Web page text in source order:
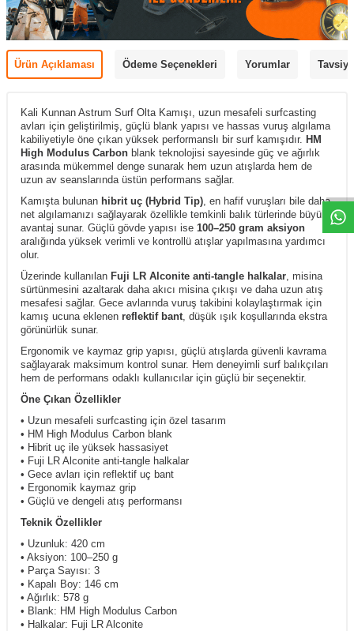
Ürün Açıklaması Ödeme Seçenekleri Yorumlar
Kali Kunnan Astrum Surf Olta Kamışı, uzun mesafeli surfcasting
avları için geliştirilmiş, güçlü blank yapısı ve hassas vuruş algılama
kabiliyetiyle öne çıkan yüksek performanslı bir surf kamışıdır. HM
High Modulus Carbon blank teknolojisi sayesinde güç ve ağırlık
arasında mükemmel denge sunarak hem uzun atışlarda hem de
uzun av seanslarında üstün performans sağlar.
Kamışta bulunan hibrit uç (Hybrid Tip) , en hafif vuruşları bile daha
net algılamanızı sağlayarak özellikle temkinli balık türlerinde büyük
avantaj sunar. Güçlü gövde yapısı ise 100–250 gram aksiyon
aralığında yüksek verimli ve kontrollü atışlar yapılmasına yardımcı
olur.
Üzerinde kullanılan Fuji LR Alconite anti-tangle halkalar , misina
sürtünmesini azaltarak daha akıcı misina çıkışı ve daha uzun atış
mesafesi sağlar. Gece avlarında vuruş takibini kolaylaştırmak için
kamış ucuna eklenen reflektif bant , düşük ışık koşullarında ekstra
görünürlük sunar.
Ergonomik ve kaymaz grip yapısı, güçlü atışlarda güvenli kavrama
sağlayarak maksimum kontrol sunar. Hem deneyimli surf balıkçıları
hem de performans odaklı kullanıcılar için güçlü bir seçenektir.
Öne Çıkan Özellikler
• Uzun mesafeli surfcasting için özel tasarım
• HM High Modulus Carbon blank
• Hibrit uç ile yüksek hassasiyet
• Fuji LR Alconite anti-tangle halkalar
• Gece avları için reflektif uç bant
• Ergonomik kaymaz grip
• Güçlü ve dengeli atış performansı
Teknik Özellikler
• Uzunluk: 420 cm
• Aksiyon: 100–250 g
• Parça Sayısı: 3
• Kapalı Boy: 146 cm
• Ağırlık: 578 g
• Blank: HM High Modulus Carbon
• Halkalar: Fuji LR Alconite